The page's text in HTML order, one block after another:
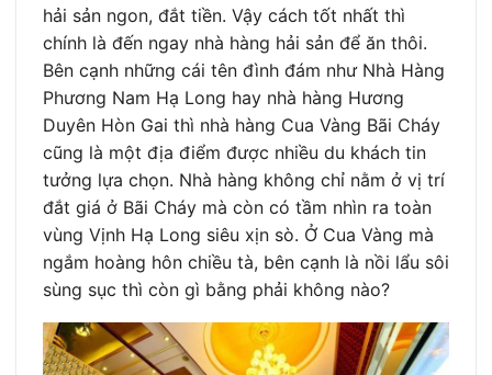
hải sản ngon, đắt tiền. Vậy cách tốt nhất thì
chính là đến ngay nhà hàng hải sản để ăn thôi.
Bên cạnh những cái tên đình đám như Nhà Hàng
Phương Nam Hạ Long hay nhà hàng Hương
Duyên Hòn Gai thì nhà hàng Cua Vàng Bãi Cháy
cũng là một địa điểm được nhiều du khách tin
tưởng lựa chọn. Nhà hàng không chỉ nằm ở vị trí
đắt giá ở Bãi Cháy mà còn có tầm nhìn ra toàn
vùng Vịnh Hạ Long siêu xịn sò. Ở Cua Vàng mà
ngắm hoàng hôn chiều tà, bên cạnh là nồi lẩu sôi
sùng sục thì còn gì bằng phải không nào?